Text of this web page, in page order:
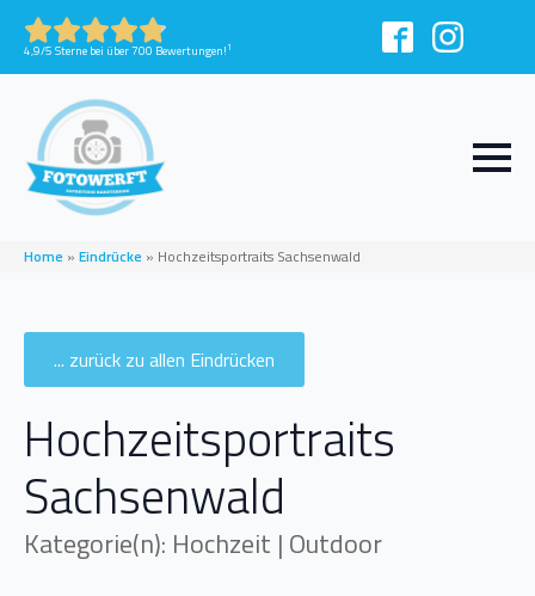
4,9/5 Sterne bei über 700 Bewertungen!1
Home » Eindrücke » Hochzeitsportraits Sachsenwald
... zurück zu allen Eindrücken
Hochzeitsportraits
Sachsenwald
Kategorie(n): Hochzeit | Outdoor